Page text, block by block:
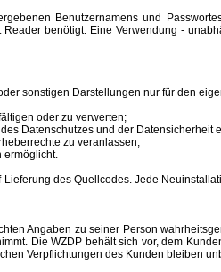
Benutzernamens und
benötigt. Eine Verwendung -
sonstigen Darstellungen nur für den
oder zu verwerten;
Datenschutzes und der Datensicherheit
zu veranlassen;
ermöglicht.
des Quellcodes. Jede
Angaben zu seiner Person
Die WZDP behält sich vor, dem
Verpflichtungen des Kunden bleiben